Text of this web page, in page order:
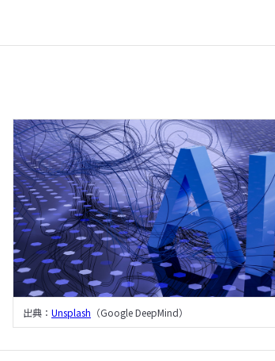
出典： Unsplash （Google DeepMind）